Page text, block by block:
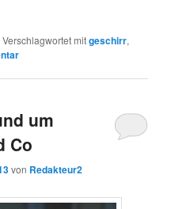
Verschlagwortet mitgeschirr,
um
Co
von Redakteur2